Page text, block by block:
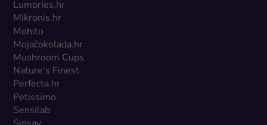
Lumories.hr
Mikronis.hr
Mohito
Mojačokolada.hr
Mushroom Cups
Nature's Finest
Perfecta.hr
Petissimo
Sensilab